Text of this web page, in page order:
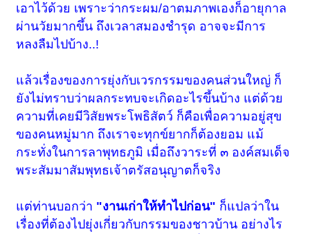
เอาไว้ด้วย เพราะว่ากระผม/อาตมภาพเองก็อายุกาล
ผ่านวัยมากขึ้น ถึงเวลาสมองชำรุด อาจจะมีการ
หลงลืมไปบ้าง..!
แล้วเรื่องของการยุ่งกับเวรกรรมของคนส่วนใหญ่ ก็
ยังไม่ทราบว่าผลกระทบจะเกิดอะไรขึ้นบ้าง แต่ด้วย
ความที่เคยมีวิสัยพระโพธิสัตว์ ก็คือเพื่อความอยู่สุข
ของคนหมู่มาก ถึงเราจะทุกข์ยากก็ต้องยอม แม้
กระทั่งในการลาพุทธภูมิ เมื่อถึงวาระที่ ๓ องค์สมเด็จ
พระสัมมาสัมพุทธเจ้าตรัสอนุญาตก็จริง
แต่ท่านบอกว่า "งานเก่าให้ทำไปก่อน" ก็แปลว่าใน
เรื่องที่ต้องไปยุ่งเกี่ยวกับกรรมของชาวบ้าน อย่างไร